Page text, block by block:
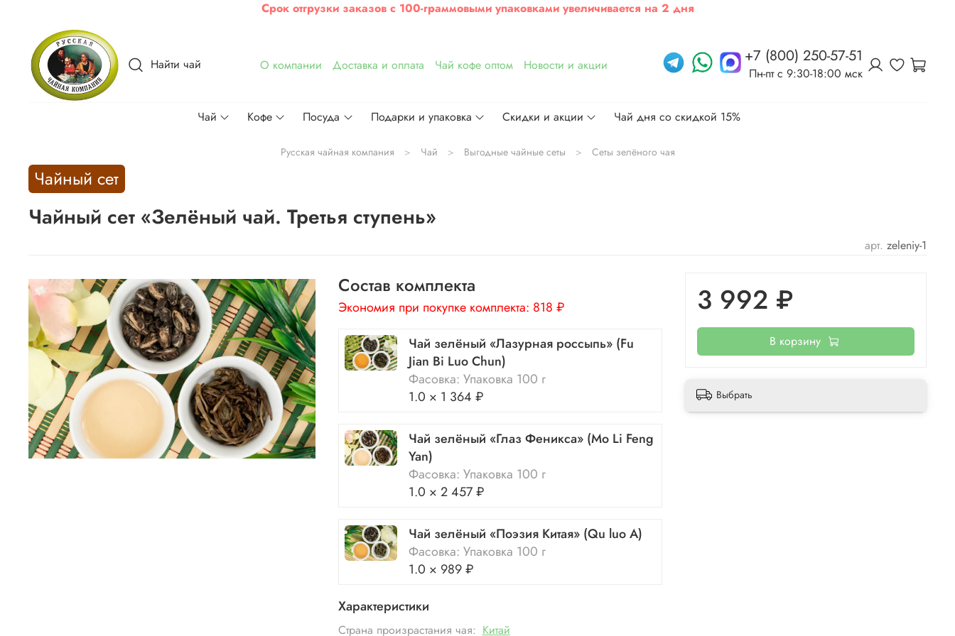
Срок отгрузки заказов с 100-граммовыми упаковками увеличивается на 2 дня
Найти чай О компании Доставка и оплата Чай кофе оптом Новости и акции +7 (800) 250-57-51
Пн-пт c 9:30-18:00 мск
Чай Кофе Посуда Подарки и упаковка Скидки и акции Чай дня со скидкой 15%
Русская чайная компания Чай Выгодные чайные сеты Сеты зелёного чая
Чайный сет
Чайный сет «Зелёный чай. Третья ступень»
арт. zeleniy-1
Состав комплекта
Экономия при покупке комплекта: 818 ₽
Чай зелёный «Лазурная россыпь» (Fu
Jian Bi Luo Chun)
Фасовка: Упаковка 100 г
1.0 × 1 364 ₽
Чай зелёный «Глаз Феникса» (Mo Li Feng
Yan)
Фасовка: Упаковка 100 г
1.0 × 2 457 ₽
Чай зелёный «Поэзия Китая» (Qu luo A)
Фасовка: Упаковка 100 г
1.0 × 989 ₽
Характеристики
Страна произрастания чая: Китай
3 992 ₽
В корзину
Выбрать